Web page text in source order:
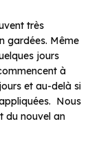
très
gardées. Même
jours
à
et au-delà si
Nous
du nouvel an